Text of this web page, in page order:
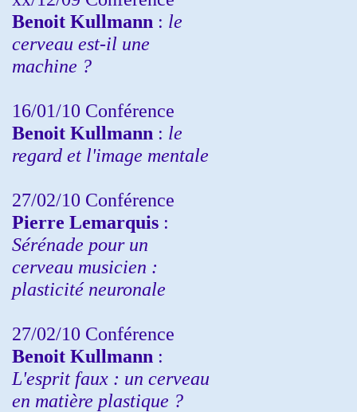
Benoit Kullmann : le
cerveau est-il une
machine ?
16/01/10 Conférence
Benoit Kullmann : le
regard et l'image mentale
27/02/10 Conférence
Pierre Lemarquis :
Sérénade pour un
cerveau musicien :
plasticité neuronale
27/02/10 Conférence
Benoit Kullmann :
L'esprit faux : un cerveau
en matière plastique ?